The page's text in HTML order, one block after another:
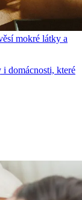
mokré látky a
domácnosti, které